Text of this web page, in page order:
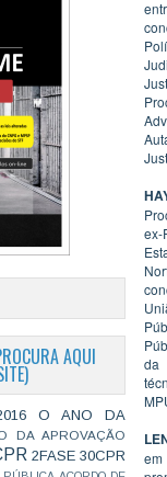
AQUI
O ANO DA
DA APROVAÇÃO
2FASE 30CPR
ex-
da